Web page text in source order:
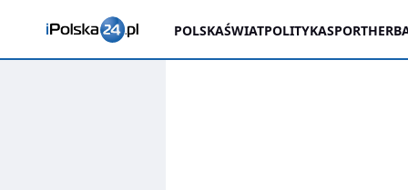
POLSKAŚWIATPOLITYKASPORT